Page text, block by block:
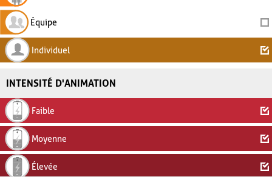
Équipe
Individuel
INTENSITÉ D'ANIMATION
Faible
Moyenne
Élevée